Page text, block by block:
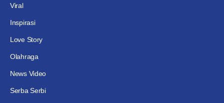
Viral
Inspirasi
Love Story
Olahraga
News Video
Serba Serbi